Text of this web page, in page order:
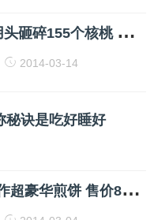
男
子1分钟用头砸碎155个核桃 打破世界纪录
2014-03-14
秘诀是吃好睡好
英
国餐厅制作超豪华煎饼 售价800英镑全球最贵